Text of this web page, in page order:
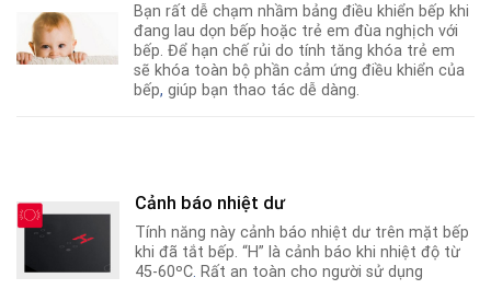
Bạn rất dễ chạm nhầm bảng điều khiển bếp khi
đang lau dọn bếp hoặc trẻ em đùa nghịch với
bếp. Để hạn chế rủi do tính tăng khóa trẻ em
sẽ khóa toàn bộ phần cảm ứng điều khiển của
bếp, giúp bạn thao tác dễ dàng.
Cảnh báo nhiệt dư
Tính năng này cảnh báo nhiệt dư trên mặt bếp
khi đã tắt bếp. “H” là cảnh báo khi nhiệt độ từ
45-60ºC. Rất an toàn cho người sử dụng